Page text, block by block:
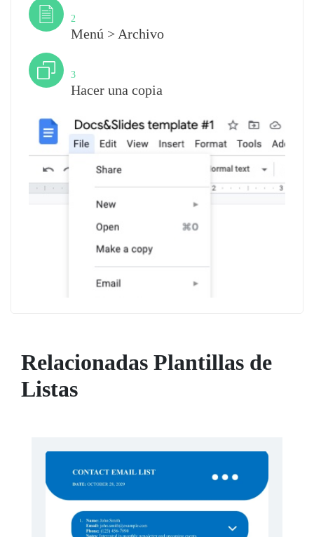
2
Menú > Archivo
3
Hacer una copia
Relacionadas Plantillas de
Listas